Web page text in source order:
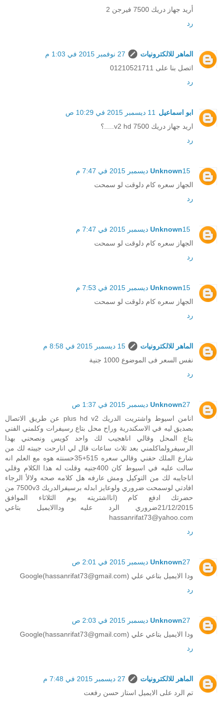
أريد جهاز دريك 7500 فيرجن 2
رد
الماهر للالكترونيات
27 نوفمبر 2015 في 1:03 م
اتصل بنا على 01210521711
رد
ابو اسماعيل
11 ديسمبر 2015 في 10:29 ص
اريد جهاز دريك 7500 v2 hd.....؟
رد
Unknown15 ديسمبر 2015 في 7:47 م
الجهاز سعره كام دلوقت لو سمحت
رد
Unknown15 ديسمبر 2015 في 7:47 م
الجهاز سعره كام دلوقت لو سمحت
رد
Unknown15 ديسمبر 2015 في 7:53 م
الجهاز سعره كام دلوقت لو سمحت
رد
الماهر للالكترونيات
15 ديسمبر 2015 في 8:58 م
نفس السعر فى الموضوع 1000 جنية
رد
Unknown27 ديسمبر 2015 في 1:37 ص
انامن اسيوط واشتريت الدريك plus hd v2 عن طريق الاتصال
بصديق ليه في الاسكندرية وراح محل بتاع رسيفرات وكلمني الفني
بتاع المحل وقالي اناهجيب لك واحد كويس ونصحني بهذا
الرسيفرولماكلمني بعد ثلاث ساعات قال لي انارحت جيبته لك من
شارع الملك حفني وقالي سعره 515+35حسنته هوه مع العلم انه
سالت عليه في اسيوط كان 400جنيه وقلت له هذا الكلام وقلي
اناجايبه لك من التوكيل ومش عارفه هل كلامه صحه ولالأ الرجاء
افادتي لوسمحت ضروري ولوعايز ابدله برسيفرالدريك 7500v3 من
حضرتك ادفع كام (انااشتريته يوم الثلاثاء الموافق
21/12/2015ضروري الرد عليه وداالايميل بتاعي
hassanrifat73@yahoo.com
رد
Unknown27 ديسمبر 2015 في 2:01 ص
ودا الايميل بتاعي علي (Google(hassanrifat73@gmail.com
رد
Unknown27 ديسمبر 2015 في 2:03 ص
ودا الايميل بتاعي علي (Google(hassanrifat73@gmail.com
رد
الماهر للالكترونيات
27 ديسمبر 2015 في 7:48 م
تم الرد على الايميل استاز حسن رفعت